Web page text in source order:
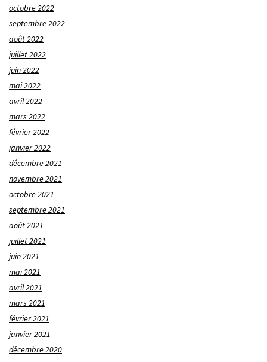
octobre 2022
septembre 2022
août 2022
juillet 2022
juin 2022
mai 2022
avril 2022
mars 2022
février 2022
janvier 2022
décembre 2021
novembre 2021
octobre 2021
septembre 2021
août 2021
juillet 2021
juin 2021
mai 2021
avril 2021
mars 2021
février 2021
janvier 2021
décembre 2020